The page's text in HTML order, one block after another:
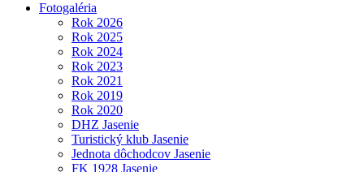
Fotogaléria
Rok 2026
Rok 2025
Rok 2024
Rok 2023
Rok 2021
Rok 2019
Rok 2020
DHZ Jasenie
Turistický klub Jasenie
Jednota dôchodcov Jasenie
FK 1928 Jasenie